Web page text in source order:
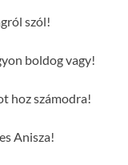
szól!
boldog vagy!
hoz számodra!
Anisza!